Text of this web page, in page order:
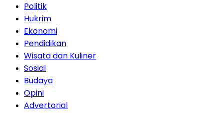
Politik
Hukrim
Ekonomi
Pendidikan
Wisata dan Kuliner
Sosial
Budaya
Opini
Advertorial